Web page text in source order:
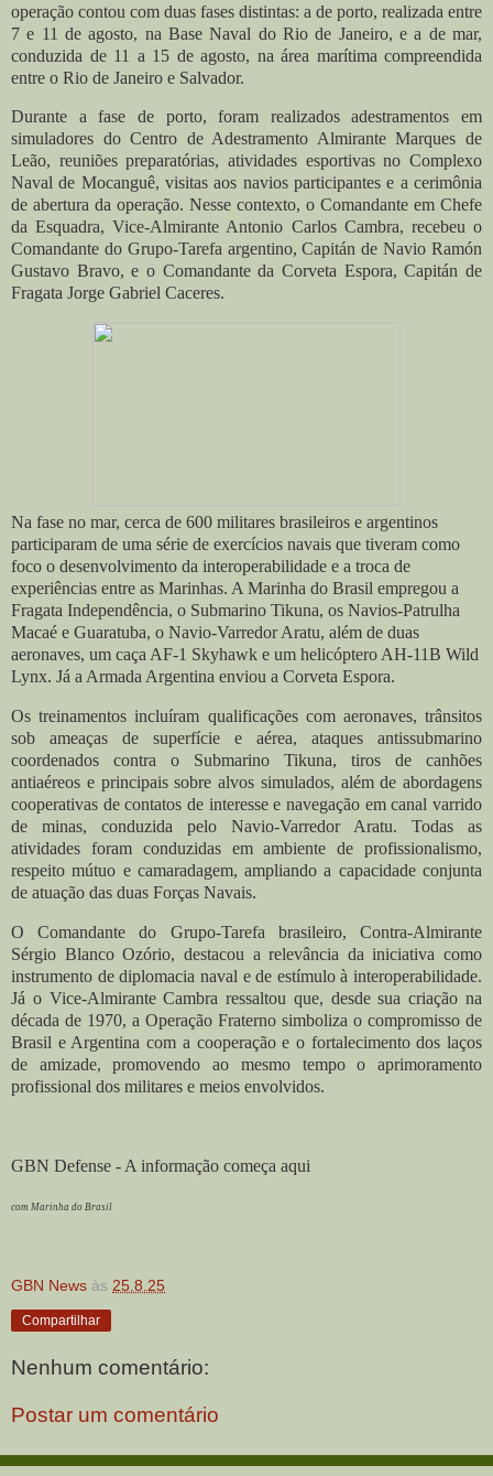
operação contou com duas fases distintas: a de porto, realizada entre
7 e 11 de agosto, na Base Naval do Rio de Janeiro, e a de mar,
conduzida de 11 a 15 de agosto, na área marítima compreendida
entre o Rio de Janeiro e Salvador.
Durante a fase de porto, foram realizados adestramentos em
simuladores do Centro de Adestramento Almirante Marques de
Leão, reuniões preparatórias, atividades esportivas no Complexo
Naval de Mocanguê, visitas aos navios participantes e a cerimônia
de abertura da operação. Nesse contexto, o Comandante em Chefe
da Esquadra, Vice-Almirante Antonio Carlos Cambra, recebeu o
Comandante do Grupo-Tarefa argentino, Capitán de Navio Ramón
Gustavo Bravo, e o Comandante da Corveta Espora, Capitán de
Fragata Jorge Gabriel Caceres.
Na fase no mar, cerca de 600 militares brasileiros e argentinos
participaram de uma série de exercícios navais que tiveram como
foco o desenvolvimento da interoperabilidade e a troca de
experiências entre as Marinhas. A Marinha do Brasil empregou a
Fragata Independência, o Submarino Tikuna, os Navios-Patrulha
Macaé e Guaratuba, o Navio-Varredor Aratu, além de duas
aeronaves, um caça AF-1 Skyhawk e um helicóptero AH-11B Wild
Lynx. Já a Armada Argentina enviou a Corveta Espora.
Os treinamentos incluíram qualificações com aeronaves, trânsitos
sob ameaças de superfície e aérea, ataques antissubmarino
coordenados contra o Submarino Tikuna, tiros de canhões
antiaéreos e principais sobre alvos simulados, além de abordagens
cooperativas de contatos de interesse e navegação em canal varrido
de minas, conduzida pelo Navio-Varredor Aratu. Todas as
atividades foram conduzidas em ambiente de profissionalismo,
respeito mútuo e camaradagem, ampliando a capacidade conjunta
de atuação das duas Forças Navais.
O Comandante do Grupo-Tarefa brasileiro, Contra-Almirante
Sérgio Blanco Ozório, destacou a relevância da iniciativa como
instrumento de diplomacia naval e de estímulo à interoperabilidade.
Já o Vice-Almirante Cambra ressaltou que, desde sua criação na
década de 1970, a Operação Fraterno simboliza o compromisso de
Brasil e Argentina com a cooperação e o fortalecimento dos laços
de amizade, promovendo ao mesmo tempo o aprimoramento
profissional dos militares e meios envolvidos.
GBN Defense - A informação começa aqui
com Marinha do Brasil
GBN News às 25.8.25
Compartilhar
Nenhum comentário:
Postar um comentário